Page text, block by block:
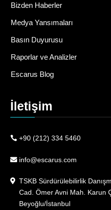
Bizden Haberler
Medya Yansımaları
Basın Duyurusu
Raporlar ve Analizler
Escarus Blog
İletişim
+90 (212) 334 5460
info@escarus.com
TSKB Sürdürülebilirlik
Cad. Ömer Avni Mah. Karun
Beyoğlu/İstanbul